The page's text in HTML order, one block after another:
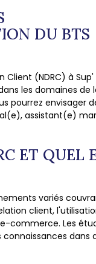
DU BTS
Client (NDRC) à Sup'
les domaines de
pourrez envisager
assistant(e)
ET QUEL
variés
client,
commerce. Les
dans